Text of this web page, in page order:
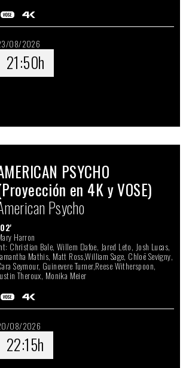
08/2026
21:50h
PSYCHO
en 4K y VOSE)
Psycho
Harron
Christian Bale, Willem Dafoe, Jared Leto, Josh Lucas,
Mathis, Matt Ross,William Sage, Chloë Sevigny,
Seymour, Guinevere Turner,Reese Witherspoon,
Theroux, Monika Meier
08/2026
22:15h